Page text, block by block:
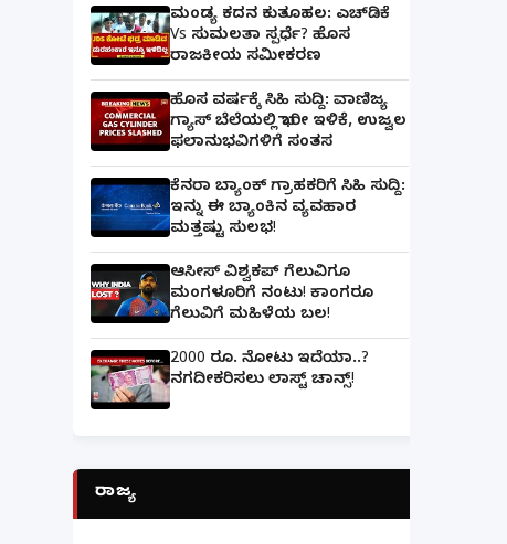
ಮಂಡ್ಯ ಕದನ ಕುತೂಹಲ: ಎಚ್‌ಡಿಕೆ
Vs ಸುಮಲತಾ ಸ್ಪರ್ಧೆ? ಹೊಸ
ರಾಜಕೀಯ ಸಮೀಕರಣ
ಹೊಸ ವರ್ಷಕ್ಕೆ ಸಿಹಿ ಸುದ್ದಿ: ವಾಣಿಜ್ಯ
ಗ್ಯಾಸ್‌ ಬೆಲೆಯಲ್ಲಿ ಭಾರೀ ಇಳಿಕೆ, ಉಜ್ವಲ
ಫಲಾನುಭವಿಗಳಿಗೆ ಸಂತಸ
ಕೆನರಾ ಬ್ಯಾಂಕ್‌ ಗ್ರಾಹಕರಿಗೆ ಸಿಹಿ ಸುದ್ದಿ:
ಇನ್ನು ಈ ಬ್ಯಾಂಕಿನ ವ್ಯವಹಾರ
ಮತ್ತಷ್ಟು ಸುಲಭ!
ಆಸೀಸ್ ವಿಶ್ವಕಪ್ ಗೆಲುವಿಗೂ
ಮಂಗಳೂರಿಗೆ ನಂಟು! ಕಾಂಗರೂ
ಗೆಲುವಿಗೆ ಮಹಿಳೆಯ ಬಲ!
2000 ರೂ. ನೋಟು ಇದೆಯಾ..?
ನಗದೀಕರಿಸಲು ಲಾಸ್ಟ್‌ ಚಾನ್ಸ್‌!
ರಾಜ್ಯ